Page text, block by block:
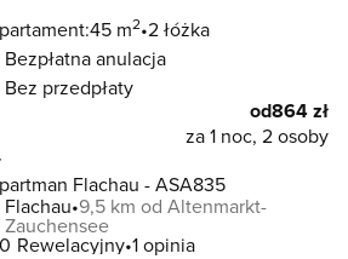
45 m2 2 łóżka
Bezpłatna anulacja
Bez przedpłaty
od864 zł
za 1 noc, 2 osoby
Flachau - ASA835
Flachau 9,5 km od Altenmarkt-
Zauchensee
Rewelacyjny 1 opinia